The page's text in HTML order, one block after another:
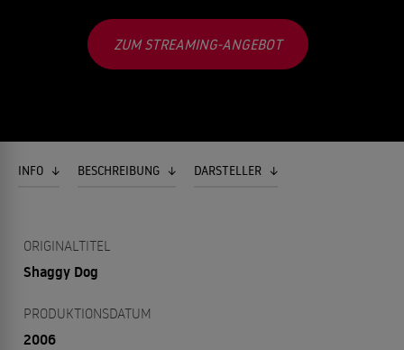
ZUM STREAMING-ANGEBOT
INFO BESCHREIBUNG DARSTELLER
ORIGINALTITEL
Shaggy Dog
PRODUKTIONSDATUM
2006